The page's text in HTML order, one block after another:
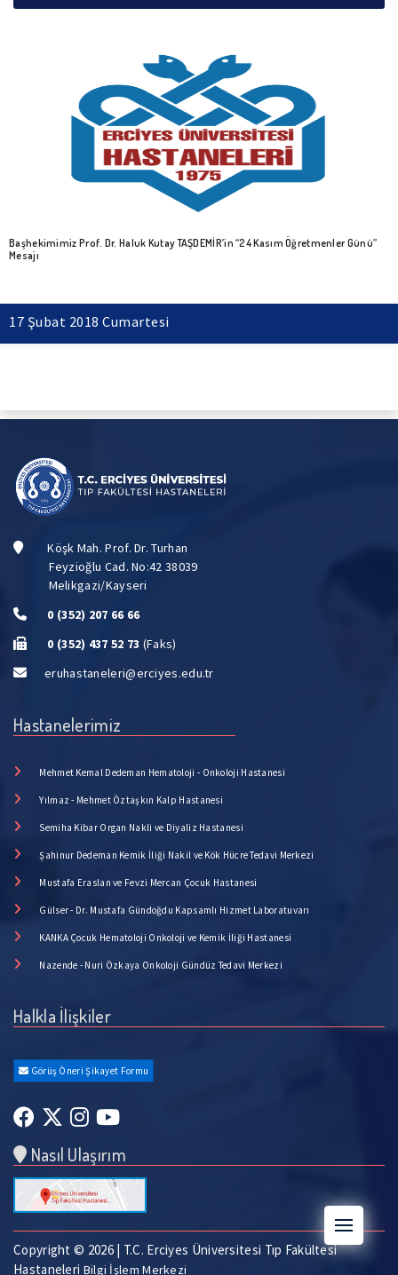
Başhekimimiz Prof. Dr. Haluk Kutay TAŞDEMİR’in “24 Kasım Öğretmenler Günü”
Mesajı
17 Şubat 2018 Cumartesi
Köşk Mah. Prof. Dr. Turhan
Feyzioğlu Cad. No:42 38039
Melikgazi/Kayseri
0 (352) 207 66 66
0 (352) 437 52 73 (Faks)
eruhastaneleri@erciyes.edu.tr
Hastanelerimiz
Mehmet Kemal Dedeman Hematoloji - Onkoloji Hastanesi
Yılmaz - Mehmet Öztaşkın Kalp Hastanesi
Semiha Kibar Organ Nakli ve Diyaliz Hastanesi
Şahinur Dedeman Kemik İliği Nakil ve Kök Hücre Tedavi Merkezi
Mustafa Eraslan ve Fevzi Mercan Çocuk Hastanesi
Gülser - Dr. Mustafa Gündoğdu Kapsamlı Hizmet Laboratuvarı
KANKA Çocuk Hematoloji Onkoloji ve Kemik İliği Hastanesi
Nazende - Nuri Özkaya Onkoloji Gündüz Tedavi Merkezi
Halkla İlişkiler
Görüş Öneri Şikayet Formu
Nasıl Ulaşırım
Copyright © 2026 | T.C. Erciyes Üniversitesi Tıp Fakültesi
Hastaneleri Bilgi İşlem Merkezi